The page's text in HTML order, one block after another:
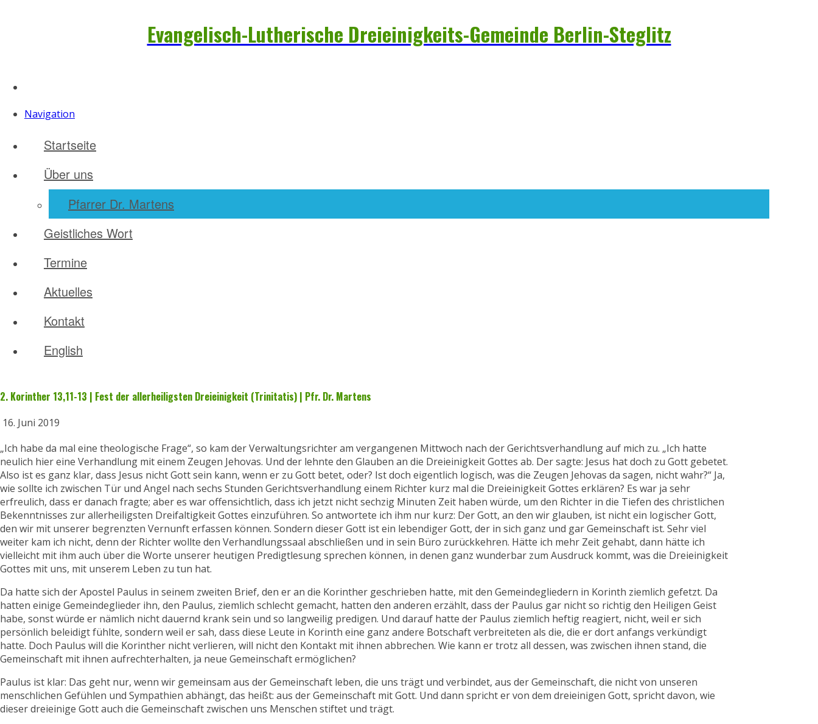
Evangelisch-Lutherische Dreieinigkeits-Gemeinde Berlin-Steglitz
Navigation
Startseite
Über uns
Pfarrer Dr. Martens
Geistliches Wort
Termine
Aktuelles
Kontakt
English
2. Korinther 13,11-13 | Fest der allerheiligsten Dreieinigkeit (Trinitatis) | Pfr. Dr. Martens
16. Juni 2019
„Ich habe da mal eine theologische Frage“, so kam der Verwaltungsrichter am vergangenen Mittwoch nach der Gerichtsverhandlung auf mich zu. „Ich hatte
neulich hier eine Verhandlung mit einem Zeugen Jehovas. Und der lehnte den Glauben an die Dreieinigkeit Gottes ab. Der sagte: Jesus hat doch zu Gott gebetet.
Also ist es ganz klar, dass Jesus nicht Gott sein kann, wenn er zu Gott betet, oder? Ist doch eigentlich logisch, was die Zeugen Jehovas da sagen, nicht wahr?“ Ja,
wie sollte ich zwischen Tür und Angel nach sechs Stunden Gerichtsverhandlung einem Richter kurz mal die Dreieinigkeit Gottes erklären? Es war ja sehr
erfreulich, dass er danach fragte; aber es war offensichtlich, dass ich jetzt nicht sechzig Minuten Zeit haben würde, um den Richter in die Tiefen des christlichen
Bekenntnisses zur allerheiligsten Dreifaltigkeit Gottes einzuführen. So antwortete ich ihm nur kurz: Der Gott, an den wir glauben, ist nicht ein logischer Gott,
den wir mit unserer begrenzten Vernunft erfassen können. Sondern dieser Gott ist ein lebendiger Gott, der in sich ganz und gar Gemeinschaft ist. Sehr viel
weiter kam ich nicht, denn der Richter wollte den Verhandlungssaal abschließen und in sein Büro zurückkehren. Hätte ich mehr Zeit gehabt, dann hätte ich
vielleicht mit ihm auch über die Worte unserer heutigen Predigtlesung sprechen können, in denen ganz wunderbar zum Ausdruck kommt, was die Dreieinigkeit
Gottes mit uns, mit unserem Leben zu tun hat.
Da hatte sich der Apostel Paulus in seinem zweiten Brief, den er an die Korinther geschrieben hatte, mit den Gemeindegliedern in Korinth ziemlich gefetzt. Da
hatten einige Gemeindeglieder ihn, den Paulus, ziemlich schlecht gemacht, hatten den anderen erzählt, dass der Paulus gar nicht so richtig den Heiligen Geist
habe, sonst würde er nämlich nicht dauernd krank sein und so langweilig predigen. Und darauf hatte der Paulus ziemlich heftig reagiert, nicht, weil er sich
persönlich beleidigt fühlte, sondern weil er sah, dass diese Leute in Korinth eine ganz andere Botschaft verbreiteten als die, die er dort anfangs verkündigt
hatte. Doch Paulus will die Korinther nicht verlieren, will nicht den Kontakt mit ihnen abbrechen. Wie kann er trotz all dessen, was zwischen ihnen stand, die
Gemeinschaft mit ihnen aufrechterhalten, ja neue Gemeinschaft ermöglichen?
Paulus ist klar: Das geht nur, wenn wir gemeinsam aus der Gemeinschaft leben, die uns trägt und verbindet, aus der Gemeinschaft, die nicht von unseren
menschlichen Gefühlen und Sympathien abhängt, das heißt: aus der Gemeinschaft mit Gott. Und dann spricht er von dem dreieinigen Gott, spricht davon, wie
dieser dreieinige Gott auch die Gemeinschaft zwischen uns Menschen stiftet und trägt.